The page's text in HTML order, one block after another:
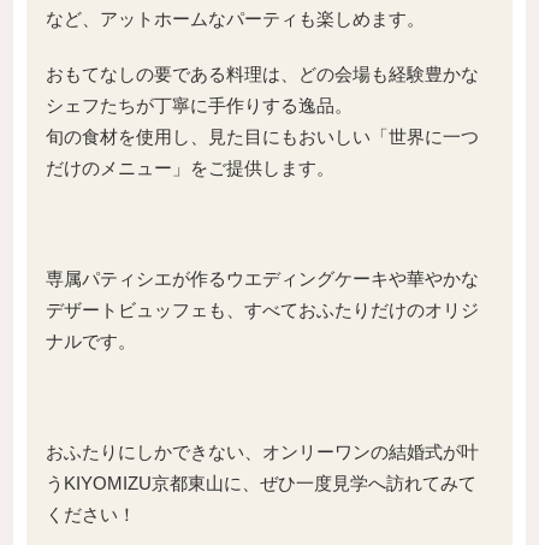
など、アットホームなパーティも楽しめます。
おもてなしの要である料理は、どの会場も経験豊かな
シェフたちが丁寧に手作りする逸品。
旬の食材を使用し、見た目にもおいしい「世界に一つ
だけのメニュー」をご提供します。
専属パティシエが作るウエディングケーキや華やかな
デザートビュッフェも、すべておふたりだけのオリジ
ナルです。
おふたりにしかできない、オンリーワンの結婚式が叶
うKIYOMIZU京都東山に、ぜひ一度見学へ訪れてみて
ください！